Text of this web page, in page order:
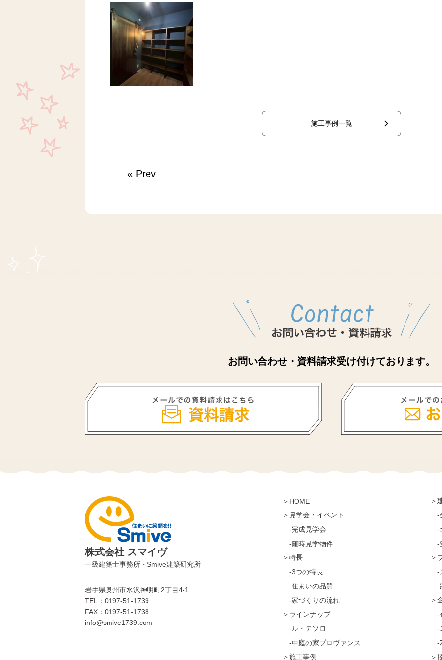
施工事例一覧
« Prev
お問い合わせ・資料請求受け付けております。
株式会社 スマイヴ
一級建築士事務所・Smive建築研究所
岩手県奥州市水沢神明町2丁目4-1
TEL：0197-51-1739
FAX：0197-51-1738
info@smive1739.com
＞HOME
＞見学会・イベント
-完成見学会
-随時見学物件
＞特長
-3つの特長
-住まいの品質
-家づくりの流れ
＞ラインナップ
-ル・テソロ
-中庭の家プロヴァンス
＞施工事例
＞
-
-
-
＞
-
-
＞
-
-
-
＞